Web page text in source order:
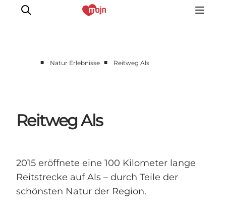
Events
Übernachtung
Booking
■ Natur Erlebnisse ■ Reitweg Als
Reitweg Als
2015 eröffnete eine 100 Kilometer lange
Reitstrecke auf Als – durch Teile der
schönsten Natur der Region.